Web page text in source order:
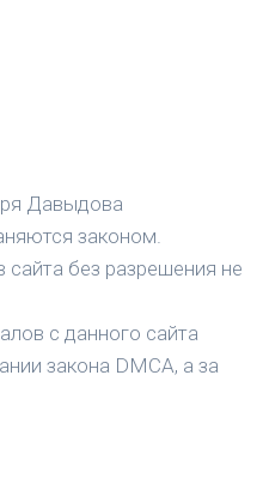
Давыдова
законом.
без разрешения не
с данного сайта
закона DMCA, а за